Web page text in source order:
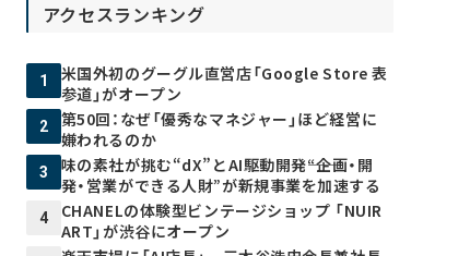
アクセスランキング
1
米国外初のグーグル直営店「Google Store 表
参道」がオープン
2
第50回：なぜ「優秀なマネジャー」ほど経営に
嫌われるのか
3
味の素社が挑む“dX”とAI駆動開発――“企画・開
発・営業ができる人財”が新規事業を加速する
4
CHANELの体験型ビンテージショップ 「NUIR
ART」が渋谷にオープン